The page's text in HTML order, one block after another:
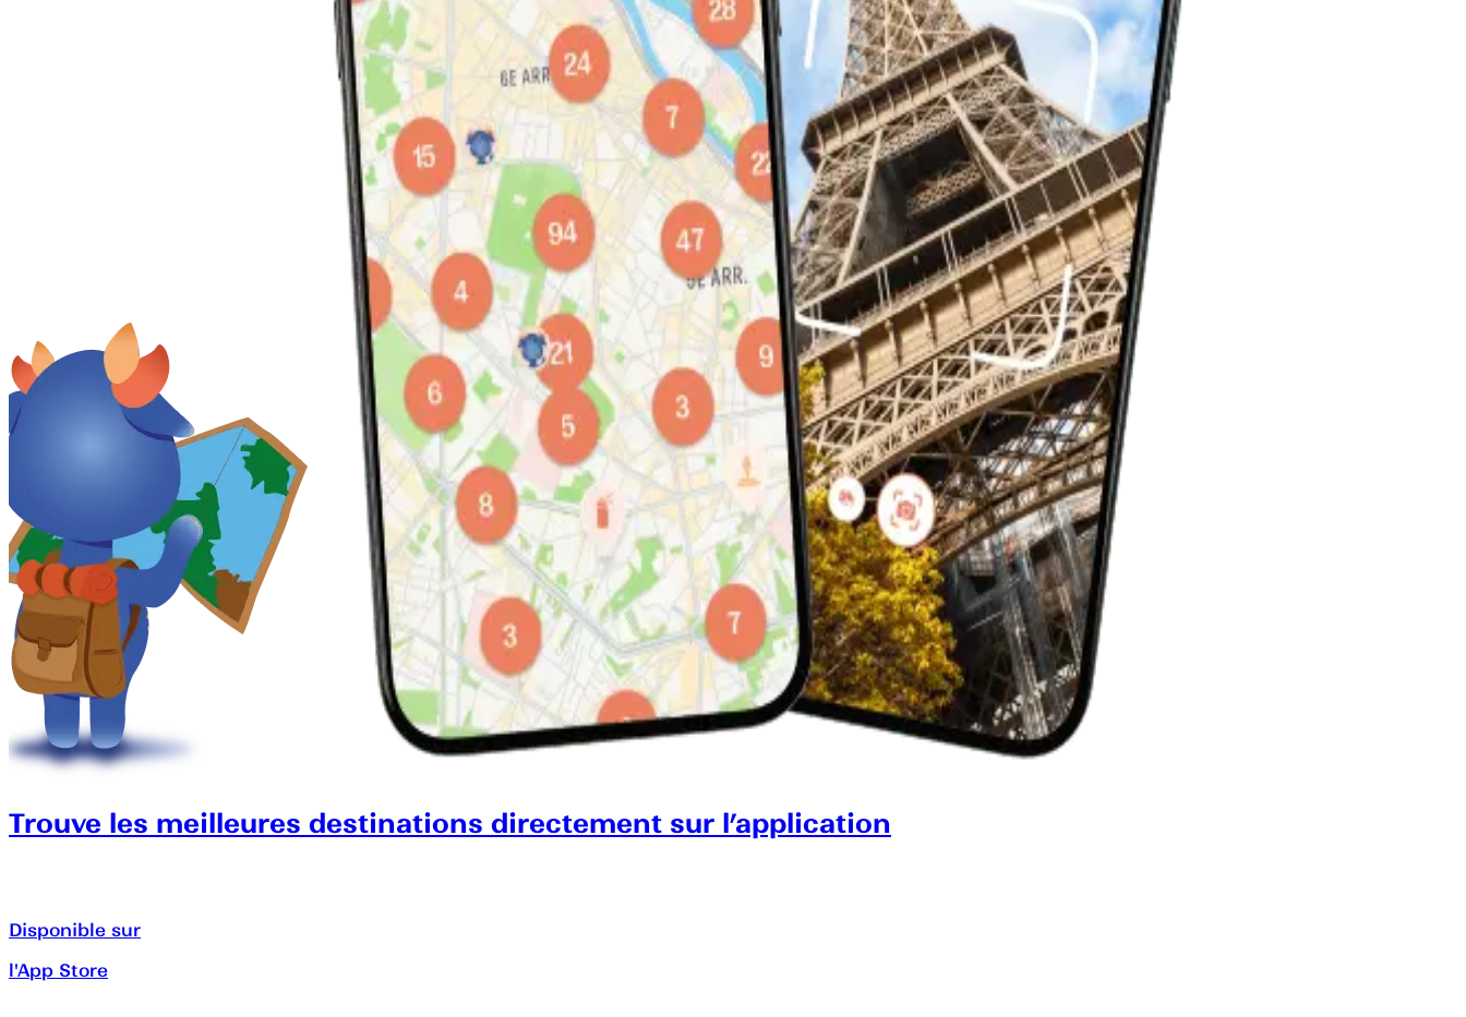
Trouve les meilleures destinations directement sur l’application
Disponible sur
l'App Store